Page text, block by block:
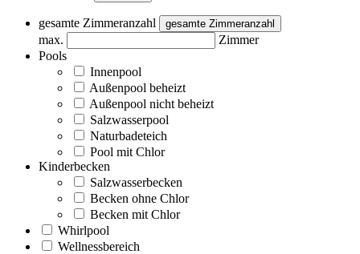
gesamte Zimmeranzahl gesamte Zimmeranzahl
max.
Zimmer
Pools
Innenpool
Außenpool beheizt
Außenpool nicht beheizt
Salzwasserpool
Naturbadeteich
Pool mit Chlor
Kinderbecken
Salzwasserbecken
Becken ohne Chlor
Becken mit Chlor
Whirlpool
Wellnessbereich